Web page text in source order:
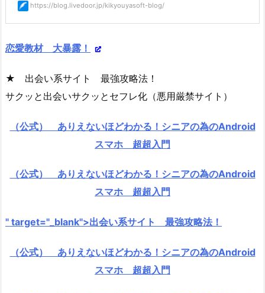
https://blog.livedoor.jp/kikyouyasoft-blog/
恋愛教材 大暴露！
★ 出会い系サイト 最強攻略法！
サクッと出会いサクッとセフレ化（悪用厳禁サイト）
（公式） ありえないほどわかる！シニアの為のAndroid
スマホ 超超入門
（公式） ありえないほどわかる！シニアの為のAndroid
スマホ 超超入門
" target="_blank">出会い系サイト 最強攻略法！
（公式） ありえないほどわかる！シニアの為のAndroid
スマホ 超超入門